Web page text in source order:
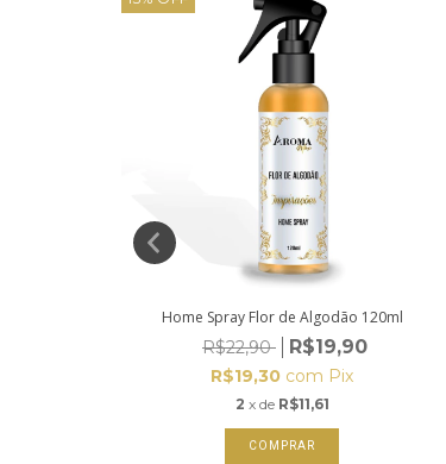
Home Spray Flor de Algodão 120ml
R$22,90 R$19,90
R$19,30 com Pix
2 x de R$11,61